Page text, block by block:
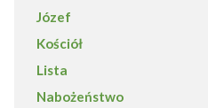
Józef
Kościół
Lista
Nabożeństwo